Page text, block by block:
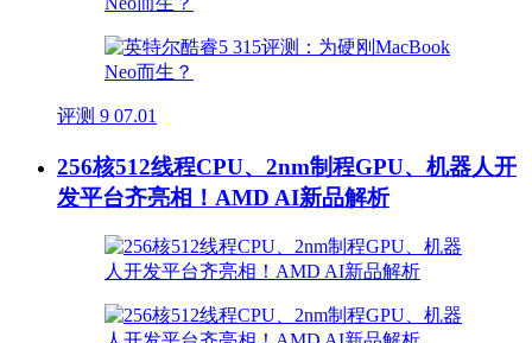
评测 9 07.01
256核512线程CPU、2nm制程GPU、机器人开
发平台齐亮相！AMD AI新品解析